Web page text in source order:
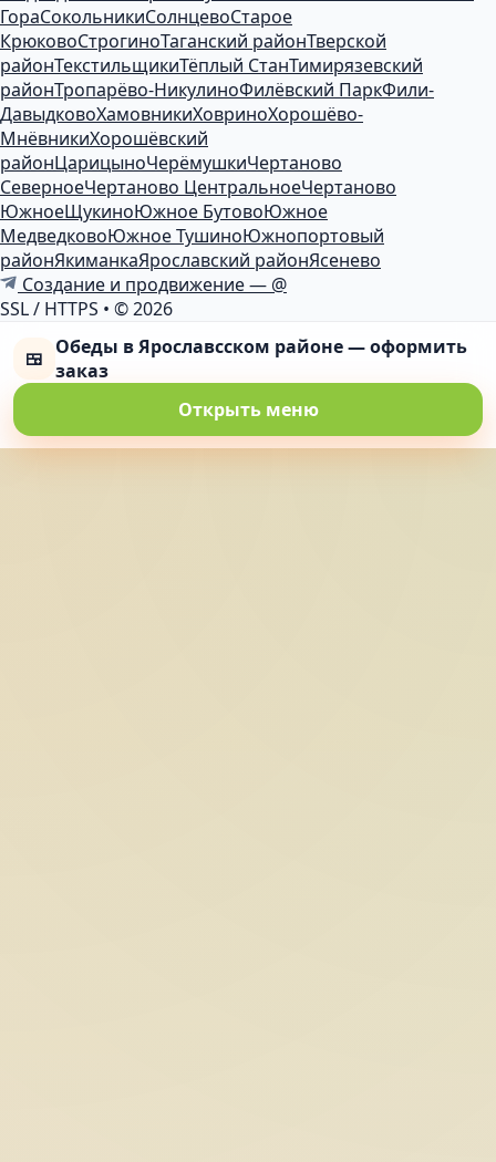
ГораСокольникиСолнцевоСтарое
КрюковоСтрогиноТаганский районТверской
районТекстильщикиТёплый СтанТимирязевский
районТропарёво-НикулиноФилёвский ПаркФили-
ДавыдковоХамовникиХовриноХорошёво-
МнёвникиХорошёвский
районЦарицыноЧерёмушкиЧертаново
СеверноеЧертаново ЦентральноеЧертаново
ЮжноеЩукиноЮжное БутовоЮжное
МедведковоЮжное ТушиноЮжнопортовый
районЯкиманкаЯрославский районЯсенево
Создание и продвижение — @
SSL / HTTPS • © 2026
🍱 Обеды в Ярославсском районе — оформить
заказ
Открыть меню